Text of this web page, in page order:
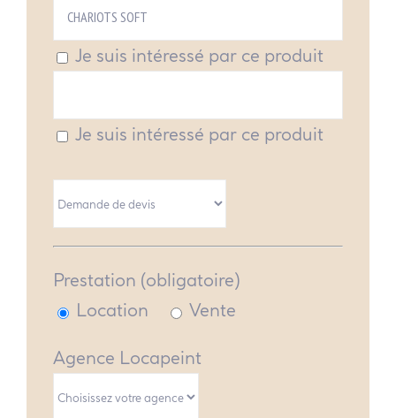
Je suis intéressé par ce produit
Je suis intéressé par ce produit
Prestation (obligatoire)
Location
Vente
Agence Locapeint